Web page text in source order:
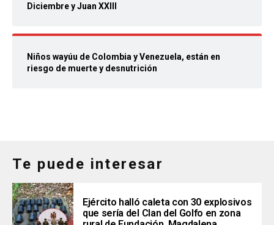
Diciembre y Juan XXIII
Niños wayúu de Colombia y Venezuela, están en
riesgo de muerte y desnutrición
Te puede interesar
Ejército halló caleta con 30 explosivos
que sería del Clan del Golfo en zona